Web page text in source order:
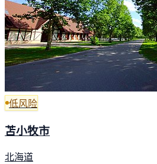
低风险
苫小牧市
北海道